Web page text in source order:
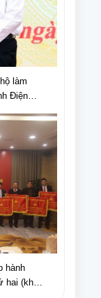
làm
Điện
hành
hai (khóa